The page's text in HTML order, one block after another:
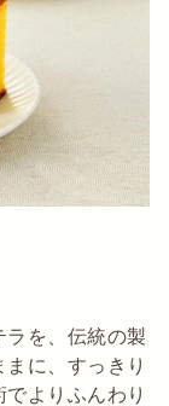
を、伝統の製
に、すっきり
よりふんわり